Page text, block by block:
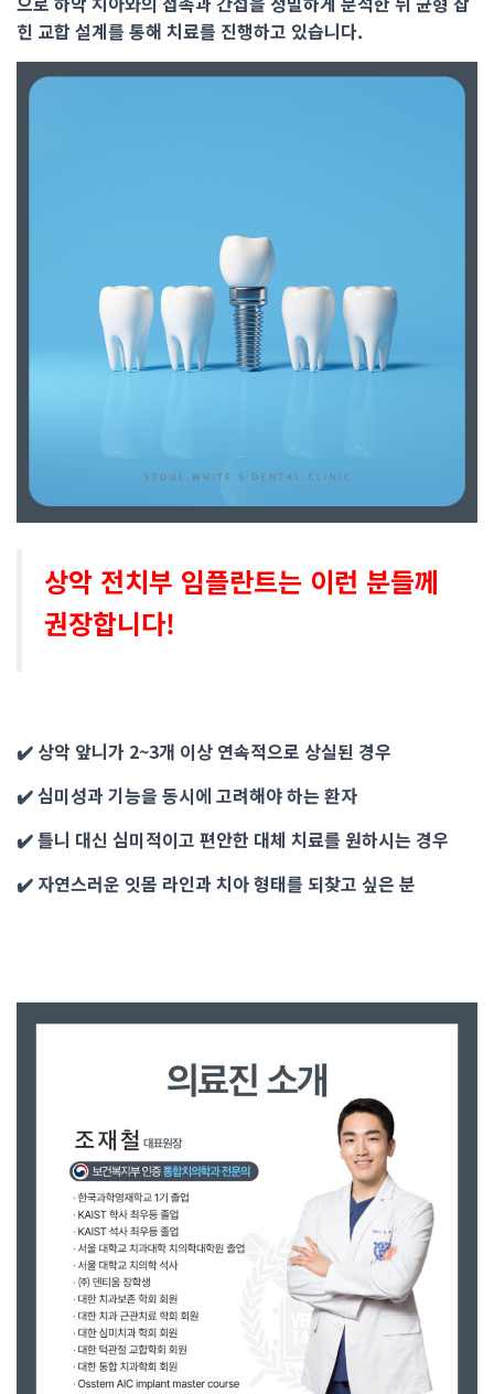
힌 교합 설계를 통해 치료를 진행하고 있습니다.
상악 전치부 임플란트는 이런 분들께
권장합니다!
✔️ 상악 앞니가 2~3개 이상 연속적으로 상실된 경우
✔️심미성과 기능을 동시에 고려해야 하는 환자
✔️틀니 대신 심미적이고 편안한 대체 치료를 원하시는 경우
✔️ 자연스러운 잇몸 라인과 치아 형태를 되찾고 싶은 분